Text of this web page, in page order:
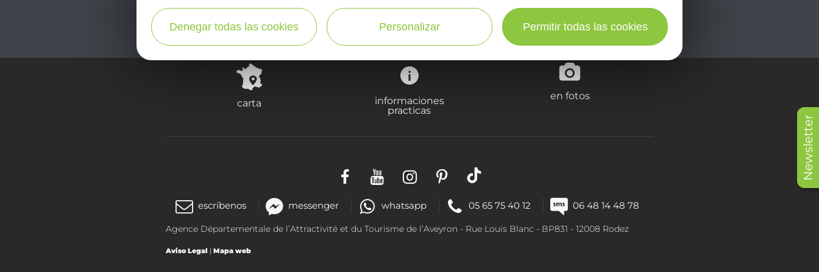
Newsletter
¡SUSCRÍBASE A NUESTRO NEWSLETTER AQUÍ!
carta
informaciones
practicas
en fotos
escríbenos messenger whatsapp 05 65 75 40 12 06 48 14 48 78
Agence Départementale de l’Attractivité et du Tourisme de l’Aveyron - Rue Louis Blanc - BP831 - 12008 Rodez
Aviso Legal | Mapa web
Denegar todas las cookies Personalizar Permitir todas las cookies